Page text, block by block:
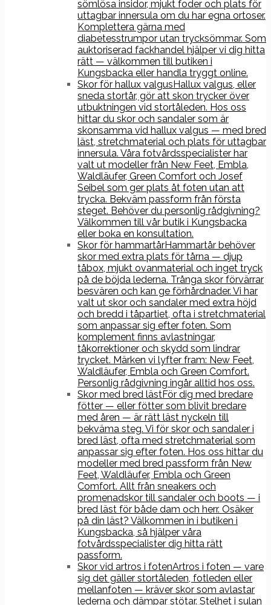
sömlösa insidor, mjukt foder och plats för
uttagbar innersula om du har egna ortoser.
Komplettera gärna med
diabetesstrumpor utan trycksömmar. Som
auktoriserad fackhandel hjälper vi dig hitta
rätt — välkommen till butiken i
Kungsbacka eller handla tryggt online.
Skor för hallux valgusHallux valgus, eller
sneda stortår, gör att skon trycker över
utbuktningen vid stortåleden. Hos oss
hittar du skor och sandaler som är
skonsamma vid hallux valgus — med bred
läst, stretchmaterial och plats för uttagbar
innersula. Våra fotvårdsspecialister har
valt ut modeller från New Feet, Embla,
Waldläufer, Green Comfort och Josef
Seibel som ger plats åt foten utan att
trycka. Bekväm passform från första
steget. Behöver du personlig rådgivning?
Välkommen till vår butik i Kungsbacka
eller boka en konsultation.
Skor för hammartårHammartår behöver
skor med extra plats för tårna — djup
tåbox, mjukt ovanmaterial och inget tryck
på de böjda lederna. Trånga skor förvärrar
besvären och kan ge förhårdnader. Vi har
valt ut skor och sandaler med extra höjd
och bredd i tåpartiet, ofta i stretchmaterial
som anpassar sig efter foten. Som
komplement finns avlastningar,
tåkorrektioner och skydd som lindrar
trycket. Märken vi lyfter fram: New Feet,
Waldläufer, Embla och Green Comfort.
Personlig rådgivning ingår alltid hos oss.
Skor med bred lästFör dig med bredare
fötter — eller fötter som blivit bredare
med åren — är rätt läst nyckeln till
bekväma steg. Vi för skor och sandaler i
bred läst, ofta med stretchmaterial som
anpassar sig efter foten. Hos oss hittar du
modeller med bred passform från New
Feet, Waldläufer, Embla och Green
Comfort. Allt från sneakers och
promenadskor till sandaler och boots — i
bred läst för både dam och herr. Osäker
på din läst? Välkommen in i butiken i
Kungsbacka, så hjälper våra
fotvårdsspecialister dig hitta rätt
passform.
Skor vid artros i fotenArtros i foten — vare
sig det gäller stortåleden, fotleden eller
mellanfoten — kräver skor som avlastar
lederna och dämpar stötar. Stelhet i sulan